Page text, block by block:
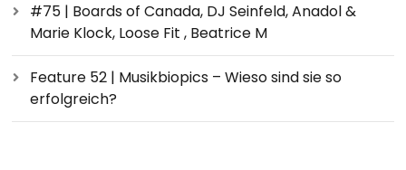
#75 | Boards of Canada, DJ Seinfeld, Anadol &
Marie Klock, Loose Fit , Beatrice M
Feature 52 | Musikbiopics – Wieso sind sie so
erfolgreich?